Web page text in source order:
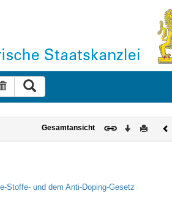
Suche zurücksetzen
Gesamtansicht Download
Drucken
Stoffe- und dem Anti-Doping-Gesetz